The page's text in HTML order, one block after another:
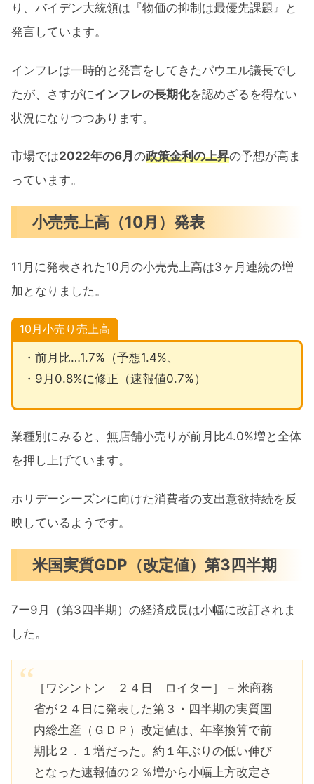
り、バイデン大統領は『物価の抑制は最優先課題』と
発言しています。
インフレは一時的と発言をしてきたパウエル議長でし
たが、さすがにインフレの長期化を認めざるを得ない
状況になりつつあります。
市場では2022年の6月の政策金利の上昇の予想が高ま
っています。
小売売上高（10月）発表
11月に発表された10月の小売売上高は3ヶ月連続の増
加となりました。
10月小売り売上高
・前月比…1.7%（予想1.4%、
・9月0.8%に修正（速報値0.7%）
業種別にみると、無店舗小売りが前月比4.0%増と全体
を押し上げています。
ホリデーシーズンに向けた消費者の支出意欲持続を反
映しているようです。
米国実質GDP（改定値）第3四半期
7ー9月（第3四半期）の経済成長は小幅に改訂されま
した。
［ワシントン ２４日 ロイター］ – 米商務
省が２４日に発表した第３・四半期の実質国
内総生産（ＧＤＰ）改定値は、年率換算で前
期比２．１増だった。約１年ぶりの低い伸び
となった速報値の２％増から小幅上方改定さ